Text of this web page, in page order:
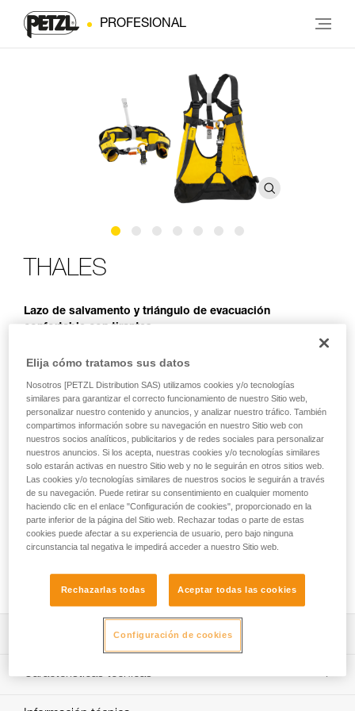
PROFESIONAL
THALES
Lazo de salvamento y triángulo de evacuación
confortable con tirantes
Lazo de salvamento y triángulo de evacuación, el THALES
evacuaciones de remontes mecánicos y las evacuaciones
con heligruaje. La configuración como lazo de salvamento
permite asegurar a la víctima de urgencia y, después,
evacuarla con el triángulo. El paso de la configuración como
lazo de salvamento a la configuración como triángulo se
hace rápidamente, gracias a tres bandas autoadherentes.
La forma ergonómica del asiento y la presencia de tirantes
hacen que la suspensión sea más confortable que con un
triángulo de evacuación clásico. El código de color que
diferencia el respaldo y el asiento, así como las diferentes
cintas y el sistema de cierre, facilitan la colocación a la
Características técnicas
Peso: 1315 g
Elija cómo tratamos sus datos
Nosotros [PETZL Distribution SAS) utilizamos cookies y/o tecnologías
similares para garantizar el correcto funcionamiento de nuestro Sitio web,
personalizar nuestro contenido y anuncios, y analizar nuestro tráfico. También
compartimos información sobre su navegación en nuestro Sitio web con
nuestros socios analíticos, publicitarios y de redes sociales para personalizar
nuestros anuncios. Si los acepta, nuestras cookies y/o tecnologías similares
solo estarán activas en nuestro Sitio web y no le seguirán en otros sitios web.
Las cookies y/o tecnologías similares de nuestros socios le seguirán a través
de su navegación. Puede retirar su consentimiento en cualquier momento
haciendo clic en el enlace "Configuración de cookies", proporcionado en la
parte inferior de la página del Sitio web. Rechazar todas o parte de estas
cookies puede afectar a su experiencia de usuario, pero bajo ninguna
circunstancia tal negativa le impedirá acceder a nuestro Sitio web.
Rechazarlas todas Aceptar todas las cookies
Configuración de cookies